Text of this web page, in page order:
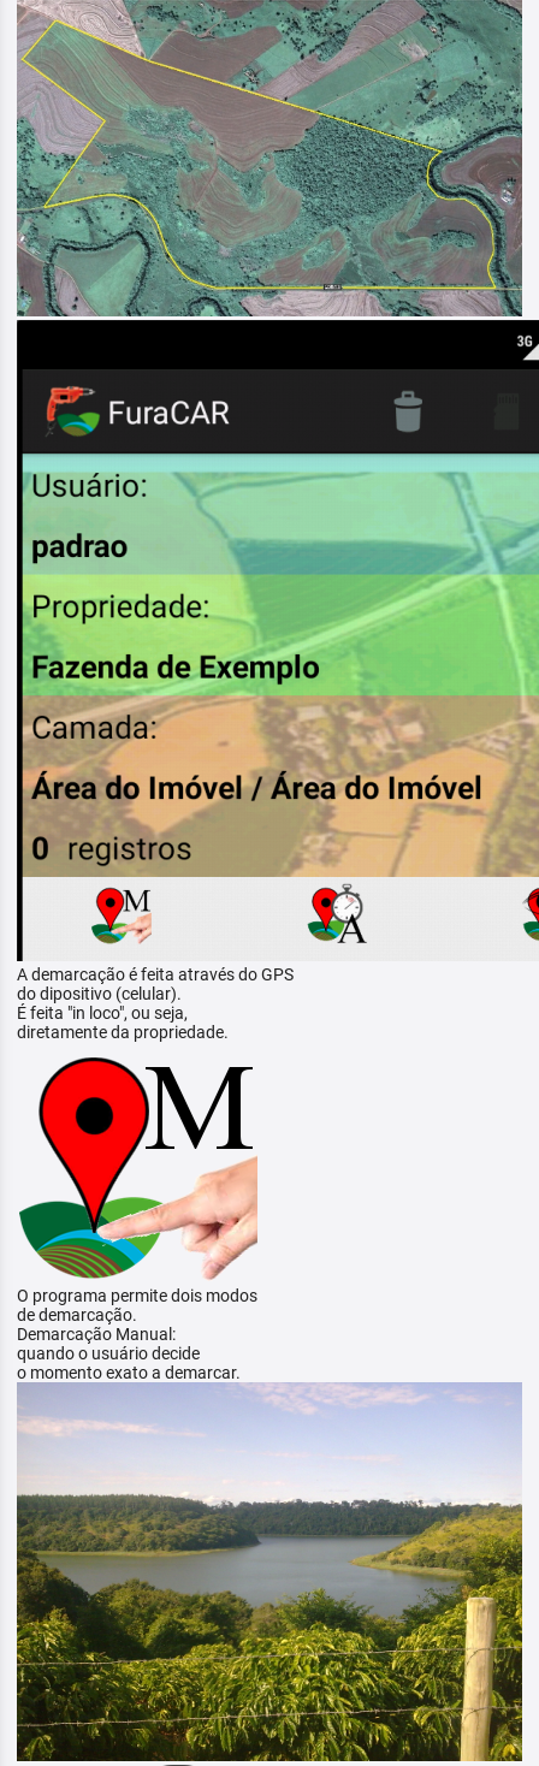
A demarcação é feita através do GPS
do dipositivo (celular).
É feita "in loco", ou seja,
diretamente da propriedade.
O programa permite dois modos
de demarcação.
Demarcação Manual:
quando o usuário decide
o momento exato a demarcar.